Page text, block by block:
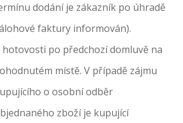
dodání je zákazník po úhradě
faktury informován).
hotovosti po předchozí domluvě na
místě. V případě zájmu
o osobní odběr
zboží je kupující